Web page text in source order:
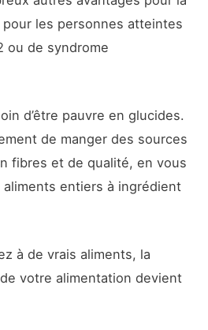
les personnes atteintes
ou de syndrome
d’être pauvre en glucides.
de manger des sources
fibres et de qualité, en vous
entiers à ingrédient
à de vrais aliments, la
votre alimentation devient